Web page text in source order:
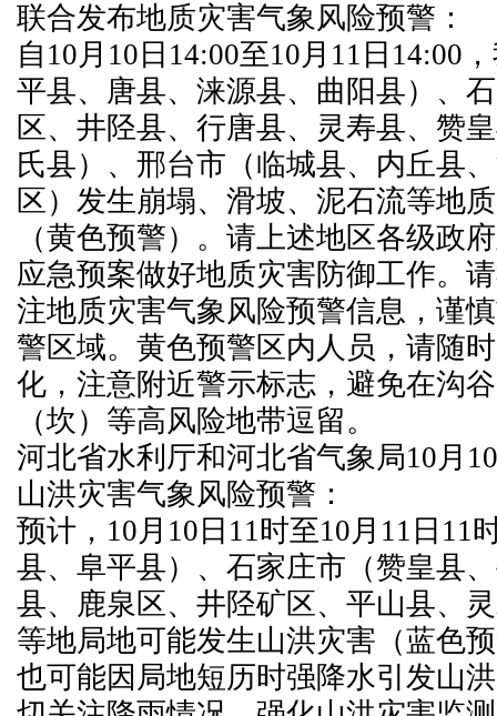
联合发布地质灾害气象风险预警：
自10月10日14:00至10月11日14:00
平县、唐县、涞源县、曲阳县）、
区、井陉县、行唐县、灵寿县、赞
氏县）、邢台市（临城县、内丘县
区）发生崩塌、滑坡、泥石流等地
（黄色预警）。请上述地区各级政
应急预案做好地质灾害防御工作。
注地质灾害气象风险预警信息，谨
警区域。黄色预警区内人员，请随
化，注意附近警示标志，避免在沟
（坎）等高风险地带逗留。
河北省水利厅和河北省气象局10月
山洪灾害气象风险预警：
预计，10月10日11时至10月11日11
县、阜平县）、石家庄市（赞皇县
县、鹿泉区、井陉矿区、平山县、
等地局地可能发生山洪灾害（蓝色
也可能因局地短历时强降水引发山